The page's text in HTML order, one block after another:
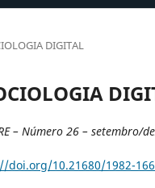
DIGITAL
– Número 26 – setembro/
doi.org/10.21680/1982-